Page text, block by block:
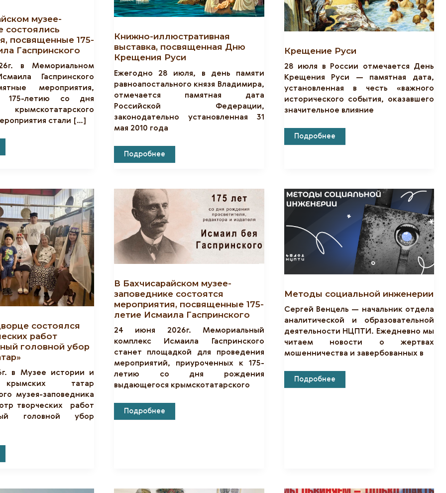
музее-
состоялись
посвященные 175-
Гаспринского
в Мемориальном
Гаспринского
мероприятия,
175-летию со дня
стали […]
Книжно-иллюстративная
выставка, посвященная Дню
Крещения Руси
Ежегодно 28 июля, в день памяти
равноапостального князя Владимира,
отмечается памятная дата
Российской Федерации,
законодательно установленная 31
мая 2010 года
Книжно-
Крещения
Руси
Подробнее
Крещение Руси
28 июля в России отмечается День
Крещения Руси — памятная дата,
установленная в честь «важного
исторического события, оказавшего
значительное влияние
Крещение
Подробнее
состоялся
работ
головной убор
в Музее истории и
татар
музея-заповедника
творческих работ
головной убор
В Бахчисарайском музее-
заповеднике состоятся
мероприятия, посвященные 175-
летие Исмаила Гаспринского
24 июня 2026г. Мемориальный
комплекс Исмаила Гаспринского
станет площадкой для проведения
мероприятий, приуроченных к 175-
летию со дня рождения
выдающегося крымскотатарского
ВПодробнее
Методы социальной инженерии
Сергей Венцель — начальник отдела
аналитической и образовательной
деятельности НЦПТИ. Ежедневно мы
читаем новости о жертвах
мошенничества и завербованных в
Методы
Подробнее